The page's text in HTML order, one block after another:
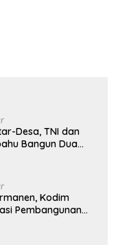
Desa, TNI dan
Bangun Dua
Kodim
Pembangunan